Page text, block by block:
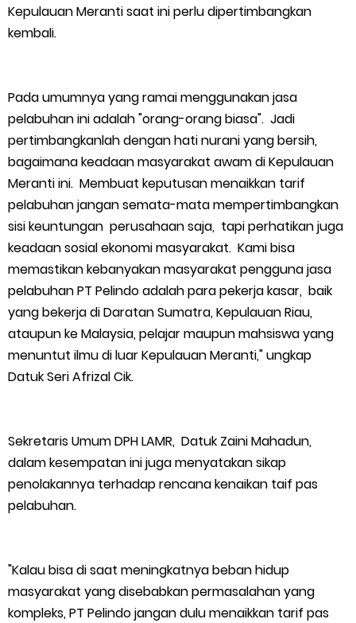
Kepulauan Meranti saat ini perlu dipertimbangkan
kembali.
Pada umumnya yang ramai menggunakan jasa
pelabuhan ini adalah "orang-orang biasa". Jadi
pertimbangkanlah dengan hati nurani yang bersih,
bagaimana keadaan masyarakat awam di Kepulauan
Meranti ini. Membuat keputusan menaikkan tarif
pelabuhan jangan semata-mata mempertimbangkan
sisi keuntungan perusahaan saja, tapi perhatikan juga
keadaan sosial ekonomi masyarakat. Kami bisa
memastikan kebanyakan masyarakat pengguna jasa
pelabuhan PT Pelindo adalah para pekerja kasar, baik
yang bekerja di Daratan Sumatra, Kepulauan Riau,
ataupun ke Malaysia, pelajar maupun mahsiswa yang
menuntut ilmu di luar Kepulauan Meranti," ungkap
Datuk Seri Afrizal Cik.
Sekretaris Umum DPH LAMR, Datuk Zaini Mahadun,
dalam kesempatan ini juga menyatakan sikap
penolakannya terhadap rencana kenaikan taif pas
pelabuhan.
"Kalau bisa di saat meningkatnya beban hidup
masyarakat yang disebabkan permasalahan yang
kompleks, PT Pelindo jangan dulu menaikkan tarif pas